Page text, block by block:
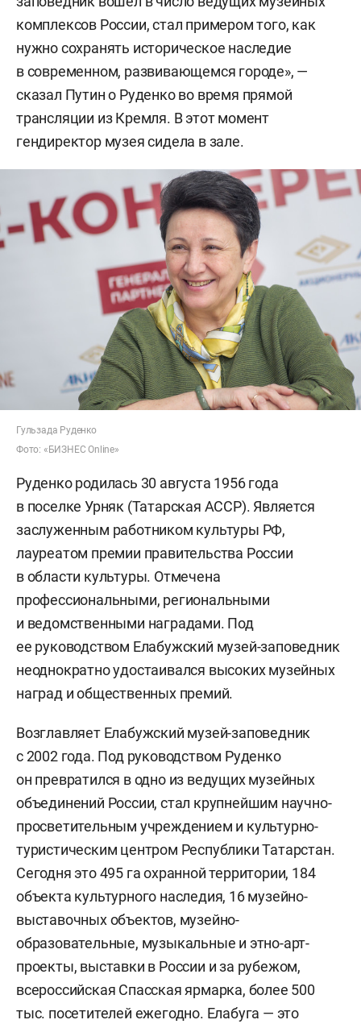
комплексов России, стал примером того, как
нужно сохранять историческое наследие
в современном, развивающемся городе», —
сказал Путин о Руденко во время прямой
трансляции из Кремля. В этот момент
гендиректор музея сидела в зале.
Гульзада Руденко
Фото: «БИЗНЕС Online»
Руденко родилась 30 августа 1956 года
в поселке Урняк (Татарская АССР). Является
заслуженным работником культуры РФ,
лауреатом премии правительства России
в области культуры. Отмечена
профессиональными, региональными
и ведомственными наградами. Под
ее руководством Елабужский музей-заповедник
неоднократно удостаивался высоких музейных
наград и общественных премий.
Возглавляет Елабужский музей-заповедник
с 2002 года. Под руководством Руденко
он превратился в одно из ведущих музейных
объединений России, стал крупнейшим научно-
просветительным учреждением и культурно-
туристическим центром Республики Татарстан.
Сегодня это 495 га охранной территории, 184
объекта культурного наследия, 16 музейно-
выставочных объектов, музейно-
образовательные, музыкальные и этно-арт-
проекты, выставки в России и за рубежом,
всероссийская Спасская ярмарка, более 500
тыс. посетителей ежегодно. Елабуга — это